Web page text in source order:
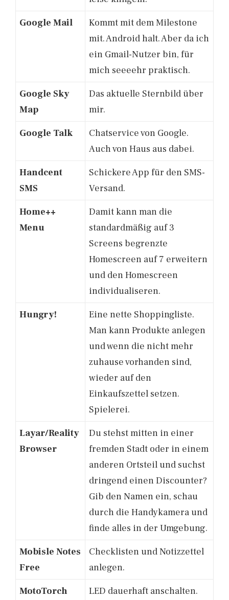
Google Mail
Kommt mit dem Milestone
mit. Android halt. Aber da ich
ein Gmail-Nutzer bin, für
mich seeeehr praktisch.
Google Sky
Map
Das aktuelle Sternbild über
mir.
Google Talk
Chatservice von Google.
Auch von Haus aus dabei.
Handcent
SMS
Schickere App für den SMS-
Versand.
Home++
Menu
Damit kann man die
standardmäßig auf 3
Screens begrenzte
Homescreen auf 7 erweitern
und den Homescreen
individualiseren.
Hungry!
Eine nette Shoppingliste.
Man kann Produkte anlegen
und wenn die nicht mehr
zuhause vorhanden sind,
wieder auf den
Einkaufszettel setzen.
Spielerei.
Layar/Reality
Browser
Du stehst mitten in einer
fremden Stadt oder in einem
anderen Ortsteil und suchst
dringend einen Discounter?
Gib den Namen ein, schau
durch die Handykamera und
finde alles in der Umgebung.
Mobisle Notes
Free
Checklisten und Notizzettel
anlegen.
MotoTorch
LED dauerhaft anschalten.